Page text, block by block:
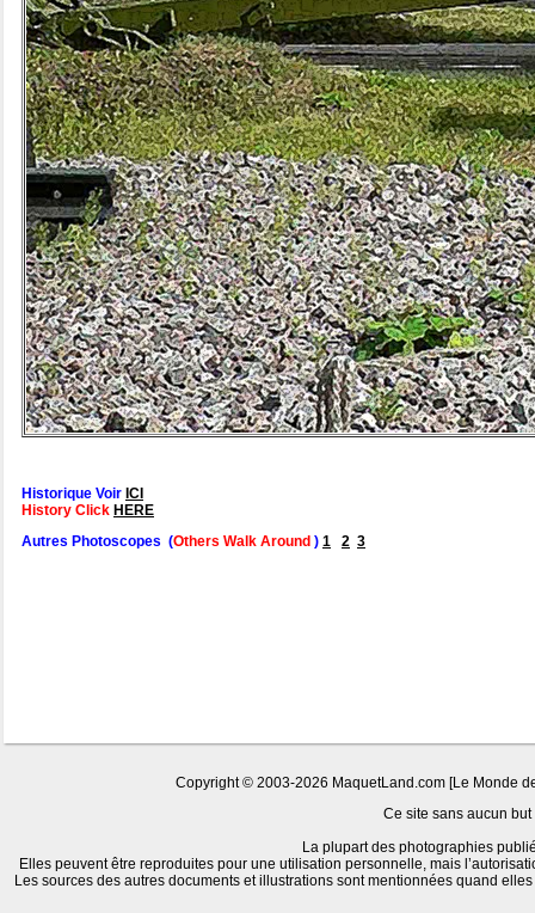
Historique Voir ICI
History Click HERE
Autres Photoscopes (Others Walk Around ) 1 2 3
Copyright © 2003-2026 MaquetLand.com [Le Monde
Ce site sans aucun
La plupart des photographies
Elles peuvent être reproduites pour une utilisation personnelle, mais
Les sources des autres documents et illustrations sont mentionnées quand